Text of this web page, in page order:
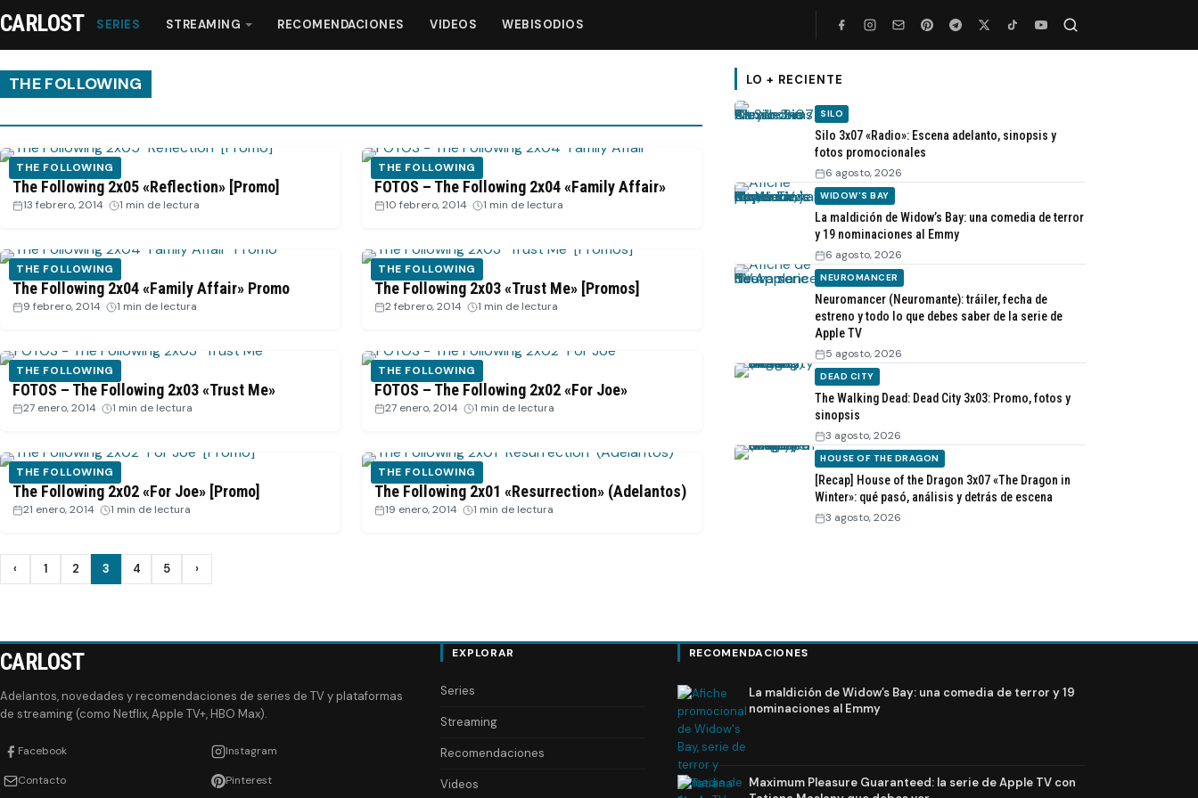
Streaming
Videos
CARLOST SERIES STREAMING RECOMENDACIONES VIDEOS WEBISODIOS
THE FOLLOWING
THE FOLLOWING
The Following 2x05 «Reflection» [Promo]
13 febrero, 2014 1 min de lectura
THE FOLLOWING
FOTOS – The Following 2x04 «Family Affair»
10 febrero, 2014 1 min de lectura
THE FOLLOWING
The Following 2x04 «Family Affair» Promo
9 febrero, 2014 1 min de lectura
THE FOLLOWING
The Following 2x03 «Trust Me» [Promos]
2 febrero, 2014 1 min de lectura
THE FOLLOWING
FOTOS – The Following 2x03 «Trust Me»
27 enero, 2014 1 min de lectura
THE FOLLOWING
FOTOS – The Following 2x02 «For Joe»
27 enero, 2014 1 min de lectura
THE FOLLOWING
The Following 2x02 «For Joe» [Promo]
21 enero, 2014 1 min de lectura
THE FOLLOWING
The Following 2x01 «Resurrection» (Adelantos)
19 enero, 2014 1 min de lectura
Paginación
entradas
‹ Anterior
1 2 3 4 5 ›
LO + RECIENTE
SILO
Silo 3x07 «Radio»: Escena adelanto, sinopsis y
fotos promocionales
6 agosto, 2026
WIDOW'S BAY
La maldición de Widow’s Bay: una comedia de terror
y 19 nominaciones al Emmy
6 agosto, 2026
NEUROMANCER
Neuromancer (Neuromante): tráiler, fecha de
estreno y todo lo que debes saber de la serie de
Apple TV
5 agosto, 2026
DEAD CITY
The Walking Dead: Dead City 3x03: Promo, fotos y
sinopsis
3 agosto, 2026
HOUSE OF THE DRAGON
[Recap] House of the Dragon 3x07 «The Dragon in
Winter»: qué pasó, análisis y detrás de escena
3 agosto, 2026
CARLOST
Adelantos, novedades y recomendaciones de series de TV y plataformas
de streaming (como Netflix, Apple TV+, HBO Max).
Facebook Instagram
Contacto Pinterest
EXPLORAR
Series
Streaming
Recomendaciones
Videos
RECOMENDACIONES
La maldición de Widow’s Bay: una comedia de terror y 19
nominaciones al Emmy
Maximum Pleasure Guaranteed: la serie de Apple TV con